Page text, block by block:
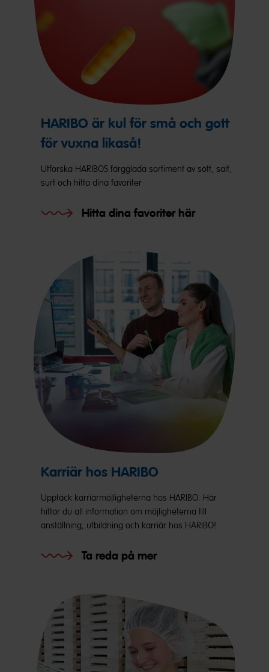
HARIBO är kul för små och gott
för vuxna likaså!
Utforska HARIBOS färgglada sortiment av sött, salt,
surt och hitta dina favoriter
Hitta dina favoriter här
Karriär hos HARIBO
Upptäck karriärmöjligheterna hos HARIBO. Här
hittar du all information om möjligheterna till
anställning, utbildning och karriär hos HARIBO!
Ta reda på mer